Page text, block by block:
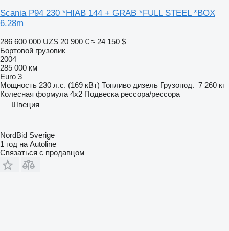
Scania P94 230 *HIAB 144 + GRAB *FULL STEEL *BOX
6.28m
286 600 000 UZS 20 900 € ≈ 24 150 $
Бортовой грузовик
2004
285 000 км
Euro 3
Мощность 230 л.с. (169 кВт) Топливо дизель Грузопод. 7 260 кг
Колесная формула 4x2 Подвеска рессора/рессора
Швеция
NordBid Sverige
1 год на Autoline
Связаться с продавцом